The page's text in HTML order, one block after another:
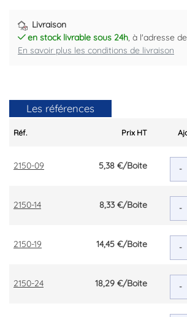
Livraison
en stock livrable sous 24h, à l'adresse
En savoir plus les conditions de livraison
Les références
Réf. Prix HT
2150-09 5,38 €/Boite -
2150-14 8,33 €/Boite -
2150-19 14,45 €/Boite -
2150-24 18,29 €/Boite -